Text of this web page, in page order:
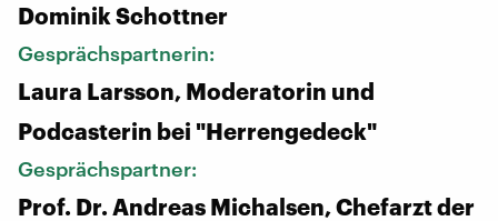
Dominik Schottner
Gesprächspartnerin:
Laura Larsson, Moderatorin und
Podcasterin bei "Herrengedeck"
Gesprächspartner:
Prof. Dr. Andreas Michalsen, Chefarzt der